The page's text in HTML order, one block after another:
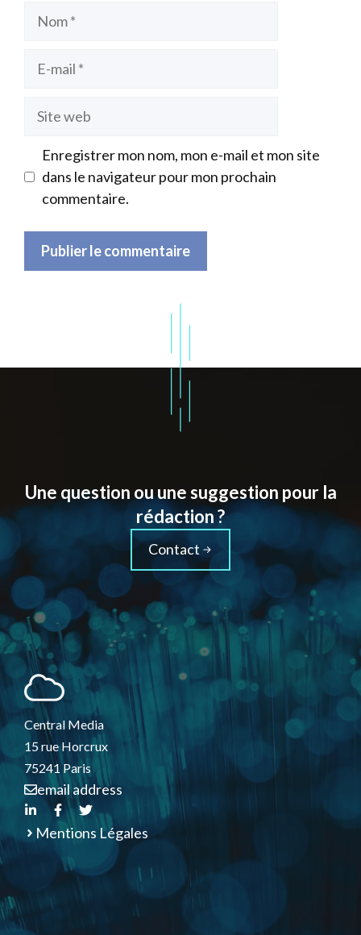
Enregistrer mon nom, mon e-mail et mon site
dans le navigateur pour mon prochain
commentaire.
Une question ou une suggestion pour la
rédaction ?
Contact
Central Media
15 rue Horcrux
75241 Paris
email address
Mentions Légales